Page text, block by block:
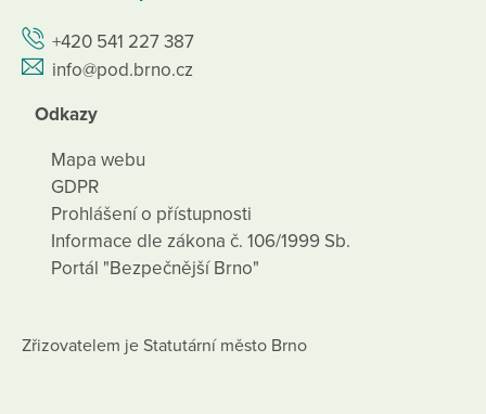
+420 541 227 387
info@pod.brno.cz
Odkazy
Mapa webu
GDPR
Prohlášení o přístupnosti
Informace dle zákona č. 106/1999 Sb.
Portál "Bezpečnější Brno"
Zřizovatelem je Statutární město Brno